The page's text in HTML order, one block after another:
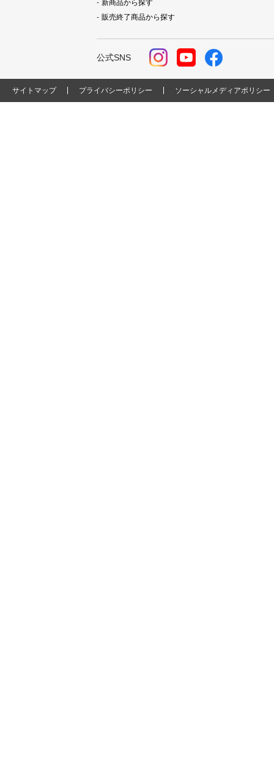
新商品から探す
販売終了商品から探す
公式SNS
サイトマップ プライバシーポリシー ソーシャルメディアポリシー